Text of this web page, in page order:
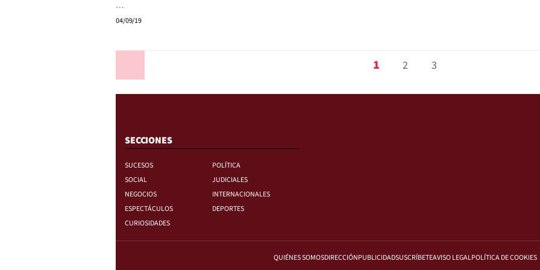
…
04/09/19
1 2 3
SECCIONES
SUCESOS
POLÍTICA
SOCIAL
JUDICIALES
NEGOCIOS
INTERNACIONALES
ESPECTÁCULOS
DEPORTES
CURIOSIDADES
QUIÉNES SOMOSDIRECCIÓNPUBLICIDADSUSCRÍBETEAVISO LEGALPOLÍTICA DE COOKIES